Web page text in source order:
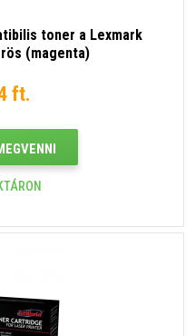
toner a Lexmark
(magenta)
ft.